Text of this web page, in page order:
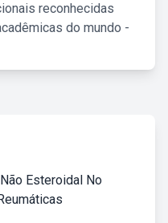
reconhecidas
do mundo -
Esteroidal No